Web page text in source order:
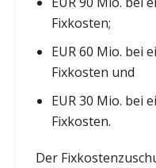
Fixkosten;
EUR 60 Mio. bei
Fixkosten und
EUR 30 Mio. bei
Fixkosten.
Der